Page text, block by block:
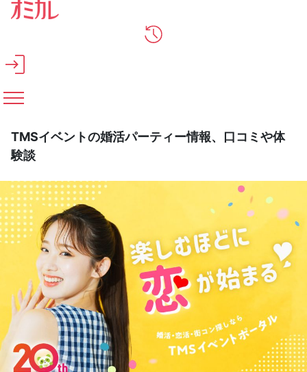
メインコンテンツへスキップ
TMSイベントの婚活パーティー情報、口コミや体
験談